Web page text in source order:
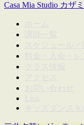
Casa Mia Studio カザ